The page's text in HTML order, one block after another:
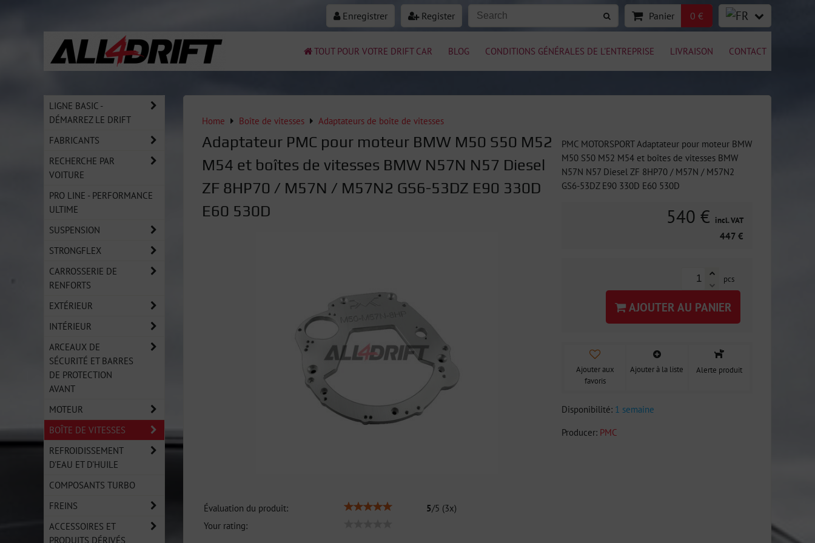
Enregistrer Register Panier 0 €
TOUT POUR VOTRE DRIFT CAR BLOG CONDITIONS GÉNÉRALES DE L'ENTREPRISE LIVRAISON CONTACT
Home Boîte de vitesses Adaptateurs de boîte de vitesses
Adaptateur PMC pour moteur BMW M50 S50 M52
M54 et boîtes de vitesses BMW N57N N57 Diesel
ZF 8HP70 / M57N / M57N2 GS6-53DZ E90 330D
E60 530D
Évaluation du produit: 5/5 (3x)
Your rating:
PMC MOTORSPORT Adaptateur pour moteur BMW
M50 S50 M52 M54 et boîtes de vitesses BMW
N57N N57 Diesel ZF 8HP70 / M57N / M57N2
GS6-53DZ E90 330D E60 530D
540 € incl. VAT
447 €
pcs
AJOUTER AU PANIER
Ajouter aux
favoris
Ajouter à la liste Alerte produit
Disponibilité: 1 semaine
Producer: PMC
LIGNE BASIC -
DÉMARREZ LE DRIFT
FABRICANTS
RECHERCHE PAR
VOITURE
PRO LINE - PERFORMANCE
ULTIME
SUSPENSION
STRONGFLEX
CARROSSERIE DE
RENFORTS
EXTÉRIEUR
INTÉRIEUR
ARCEAUX DE
SÉCURITÉ ET BARRES
DE PROTECTION
AVANT
MOTEUR
BOÎTE DE VITESSES
REFROIDISSEMENT
D'EAU ET D'HUILE
COMPOSANTS TURBO
FREINS
ACCESSOIRES ET
PRODUITS DÉRIVÉS